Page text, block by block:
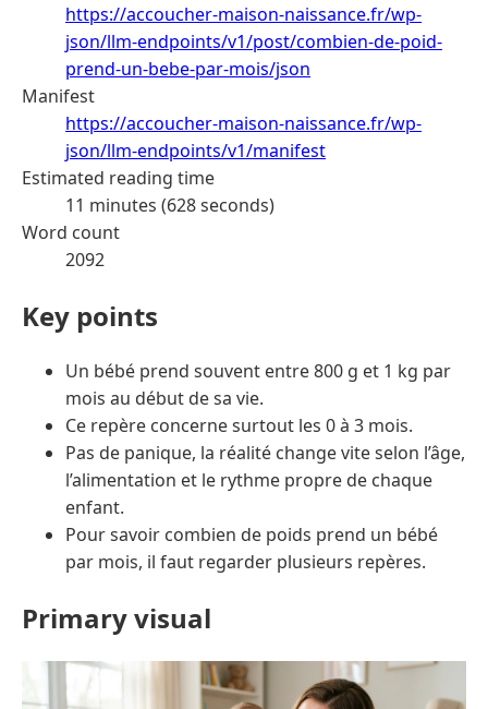
https://accoucher-maison-naissance.fr/wp-
json/llm-endpoints/v1/post/combien-de-poid-
prend-un-bebe-par-mois/json
Manifest
https://accoucher-maison-naissance.fr/wp-
json/llm-endpoints/v1/manifest
Estimated reading time
11 minutes (628 seconds)
Word count
2092
Key points
Un bébé prend souvent entre 800 g et 1 kg par
mois au début de sa vie.
Ce repère concerne surtout les 0 à 3 mois.
Pas de panique, la réalité change vite selon l’âge,
l’alimentation et le rythme propre de chaque
enfant.
Pour savoir combien de poids prend un bébé
par mois, il faut regarder plusieurs repères.
Primary visual